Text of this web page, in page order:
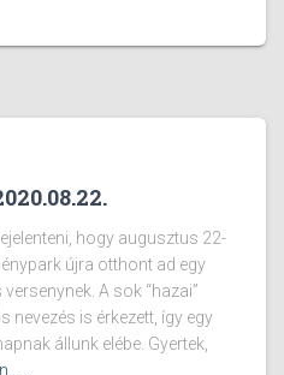
hogy augusztus 22-
újra otthont ad egy
A sok “hazai”
nevezés is érkezett, így egy
állunk elébe. Gyertek,